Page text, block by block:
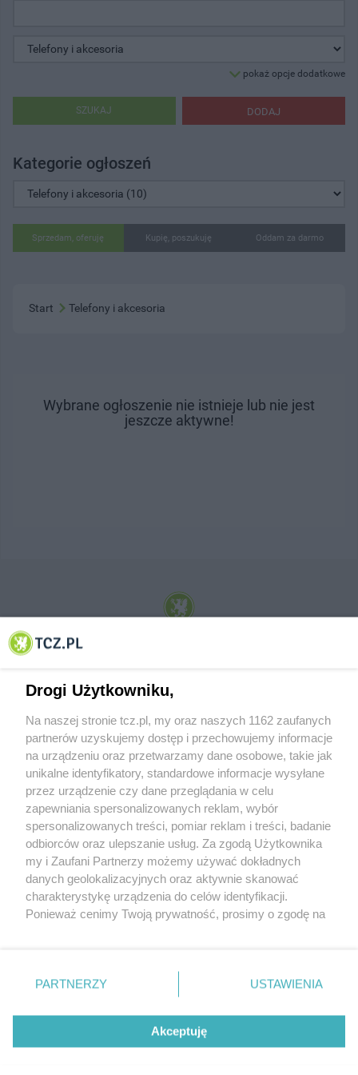
pokaż opcje dodatkowe
DODAJ
SZUKAJ
Kategorie ogłoszeń
Sprzedam, oferuję Kupię, poszukuję Oddam za darmo
Start Telefony i akcesoria
Wybrane ogłoszenie nie istnieje lub nie jest
jeszcze aktywne!
© 2001-2026 Tczew - TCZ.PL Sp. z o.o. Internetowy Serwis Informacyjny Miasta
O FIRMIE POLITYKA PRYWATNOŚCI HOSTING
REKLAMA WSPÓŁPRACA RSS FACEBOOK KONTAKT
Nasze serwisy
Aktualności
Tcz24
Historia miasta
Muzyka i kultura
Archiwum wydarzeń
Zdjęcia miasta
Drogi Użytkowniku,
Na naszej stronie tcz.pl, my oraz naszych 1162 zaufanych
partnerów uzyskujemy dostęp i przechowujemy informacje
na urządzeniu oraz przetwarzamy dane osobowe, takie jak
unikalne identyfikatory, standardowe informacje wysyłane
przez urządzenie czy dane przeglądania w celu
zapewniania spersonalizowanych reklam, wybór
spersonalizowanych treści, pomiar reklam i treści, badanie
odbiorców oraz ulepszanie usług. Za zgodą Użytkownika
my i Zaufani Partnerzy możemy używać dokładnych
danych geolokalizacyjnych oraz aktywnie skanować
charakterystykę urządzenia do celów identyfikacji.
Ponieważ cenimy Twoją prywatność, prosimy o zgodę na
znajdujący się w lewym dolnym rogu strony
. Niektóre
przetwarzaniu. Preferencje będą miały zastosowania tylko
PARTNERZY USTAWIENIA
Akceptuję